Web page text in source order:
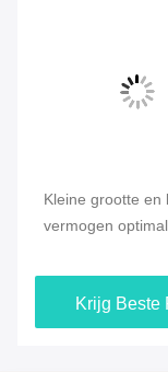
Kleine grootte en
vermogen
snelle inzet en
afstand drone
connectiviteit
Krijg Beste